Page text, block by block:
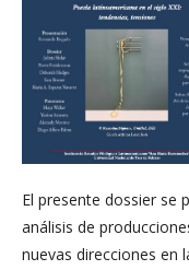
El presente dossier se
análisis de
nuevas direcciones en